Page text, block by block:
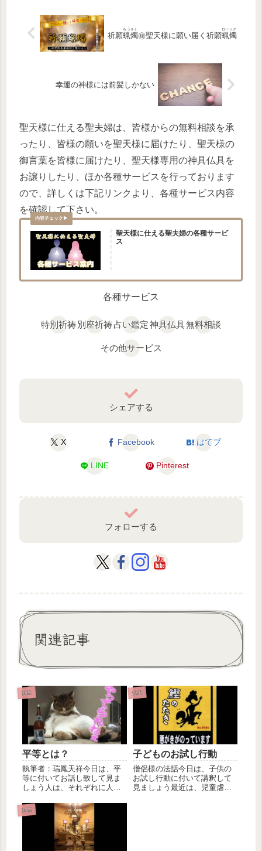
祈願蝋燭
ろうそく
㊙聖天様に願い届く祈願蝋燭
ローソク
幸運の神様には前髪しかない
聖天様に仕える聖夫婦は、皆様からの無料相談を承
ったり、皆様の願いを聖天様に届けたり、聖天様の
御言葉を皆様に届けたり、聖天様専用の神具仏具を
お譲りしたり、ほか各種サービスを行っております
ので、詳しくは下記リンクより、各種サービス内容
を確認して下さい。
聖天様に仕える聖夫婦の各種サービ
ス
各種サービス
特別祈祷別座祈祷占い鑑定神具仏具無料相談
その他サービス
シェアする
X Facebook はてブ
LINE Pinterest
フォローする
関連記事
法話
平等とは？
執筆者：瑞鳳天祥今日は、平
等に付いてお話し致して見ま
しょう人は、それぞれに人生
と比較し...
法話
子どものお試し行動
僧侶様の法話今日は、子供の
お試し行動に付いて講釈して
見ましょう最近は、児童虐待
法話